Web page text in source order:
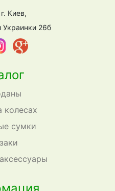
колесах
сумки
Киев,
Украинки 26б